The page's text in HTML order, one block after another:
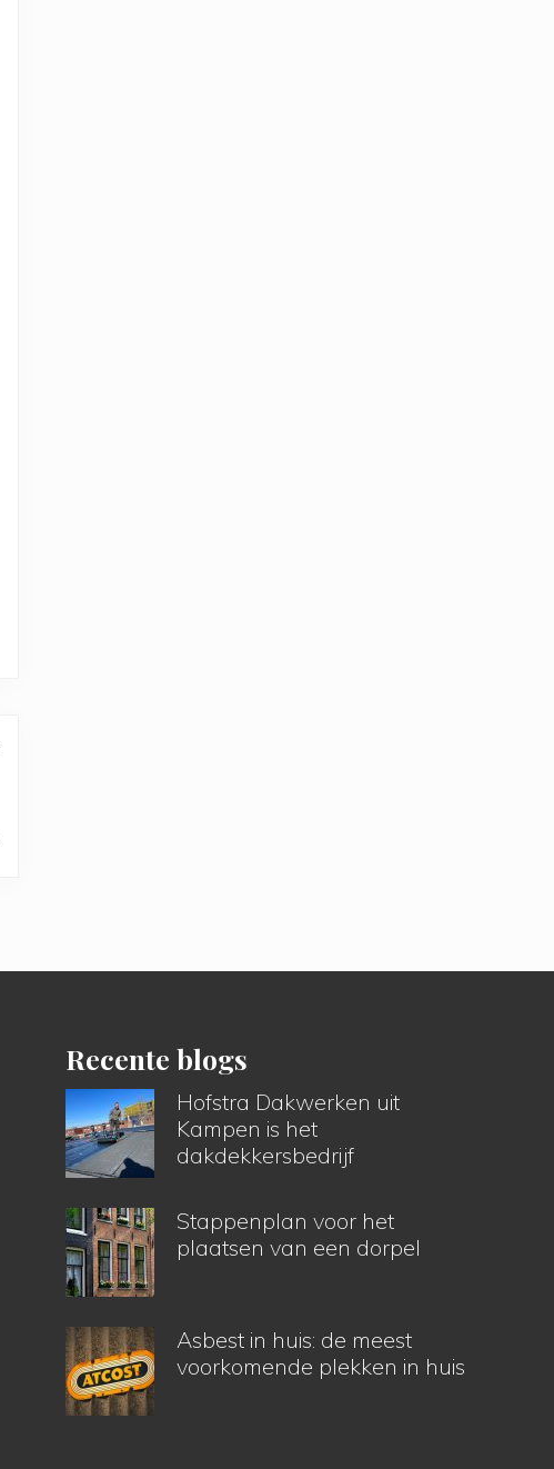
Recente blogs
Hofstra Dakwerken uit
Kampen is het
dakdekkersbedrijf
Stappenplan voor het
plaatsen van een dorpel
Asbest in huis: de meest
voorkomende plekken in huis